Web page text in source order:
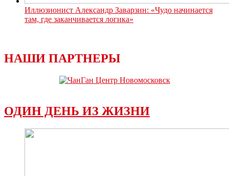
Иллюзионист Александр Заварзин: «Чудо начинается
там, где заканчивается логика»
НАШИ ПАРТНЕРЫ
ОДИН ДЕНЬ ИЗ ЖИЗНИ